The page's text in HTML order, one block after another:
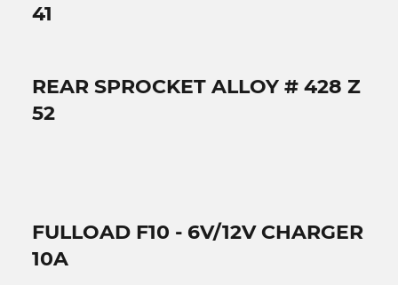
41
REAR SPROCKET ALLOY # 428 Z
52
FULLOAD F10 - 6V/12V CHARGER
10A